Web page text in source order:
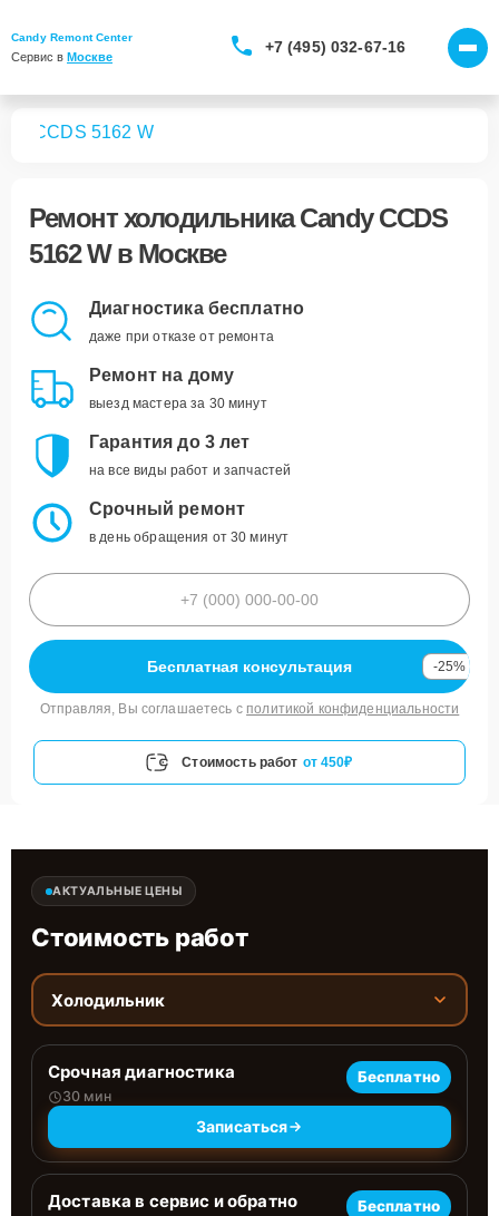
Candy Remont Center
Сервис в Москве
+7 (495) 032-67-16
CCDS 5162 W
Ремонтхолодильника Candy CCDS
5162 Wв Москве
Диагностика бесплатно
даже при отказе от ремонта
Ремонт на дому
выезд мастера за 30 минут
Гарантия до 3 лет
на все виды работ и запчастей
Срочный ремонт
в день обращения от 30 минут
Бесплатная консультация -25%
Отправляя, Вы соглашаетесь с политикой конфиденциальности
Стоимость работ от 450₽
АКТУАЛЬНЫЕ ЦЕНЫ
Стоимость работ
Холодильник
Срочная диагностика
30 мин
Бесплатно
Записаться
Доставка в сервис и обратно Бесплатно